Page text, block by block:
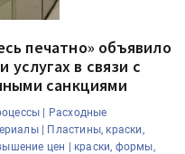
печатно» объявило
услугах в связи с
санкциями
| Расходные
| Пластины, краски,
цен | краски, формы,